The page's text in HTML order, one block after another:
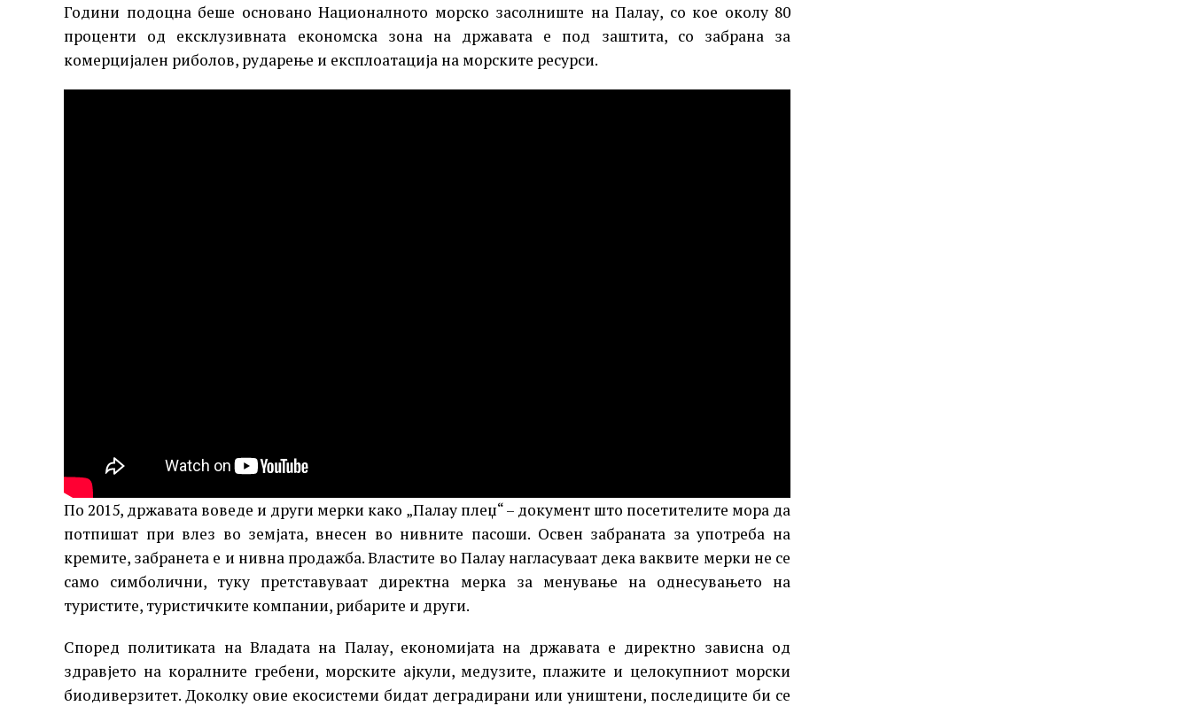
Години подоцна беше основано Националното морско засолниште на Палау, со кое околу 80
проценти од ексклузивната економска зона на државата е под заштита, со забрана за
комерцијален риболов, рударење и експлоатација на морските ресурси.
По 2015, државата воведе и други мерки како „Палау плеџ“ – документ што посетителите мора да
потпишат при влез во земјата, внесен во нивните пасоши. Освен забраната за употреба на
кремите, забранета е и нивна продажба. Властите во Палау нагласуваат дека ваквите мерки не се
само симболични, туку претставуваат директна мерка за менување на однесувањето на
туристите, туристичките компании, рибарите и други.
Според политиката на Владата на Палау, економијата на државата е директно зависна од
здравјето на коралните гребени, морските ајкули, медузите, плажите и целокупниот морски
биодиверзитет. Доколку овие екосистеми бидат деградирани или уништени, последиците би се